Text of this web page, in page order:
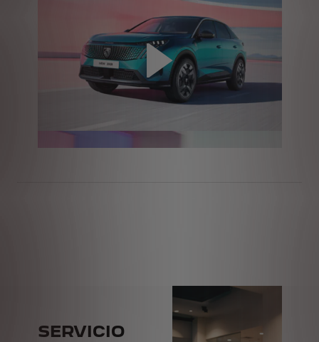
SERVICIO